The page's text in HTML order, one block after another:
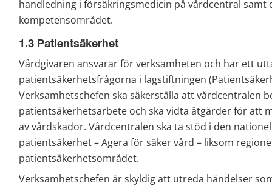
handledning i försäkringsmedicin på vårdcentral
kompetensområdet.
1.3 Patientsäkerhet
Vårdgivaren ansvarar för verksamheten och har ett
patientsäkerhetsfrågorna i lagstiftningen
Verksamhetschefen ska säkerställa att vårdcentralen
patientsäkerhetsarbete och ska vidta åtgärder för att
av vårdskador. Vårdcentralen ska ta stöd i den
patientsäkerhet – Agera för säker vård – liksom
patientsäkerhetsområdet.
Verksamhetschefen är skyldig att utreda händelser